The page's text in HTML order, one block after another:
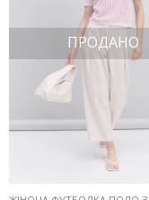
ПРОДАНО